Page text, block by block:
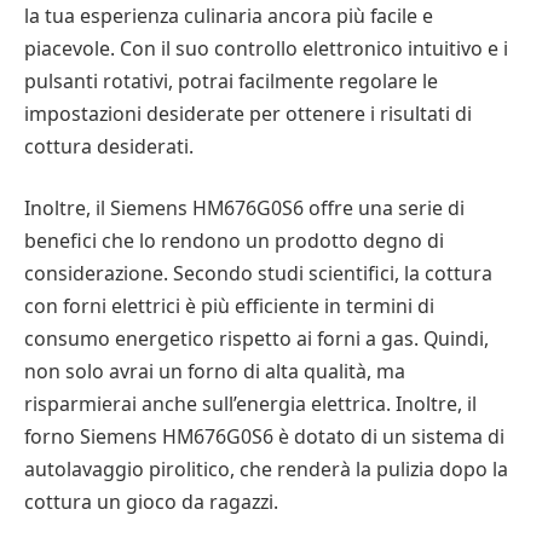
la tua esperienza culinaria ancora più facile e
piacevole. Con il suo controllo elettronico intuitivo e i
pulsanti rotativi, potrai facilmente regolare le
impostazioni desiderate per ottenere i risultati di
cottura desiderati.
Inoltre, il Siemens HM676G0S6 offre una serie di
benefici che lo rendono un prodotto degno di
considerazione. Secondo studi scientifici, la cottura
con forni elettrici è più efficiente in termini di
consumo energetico rispetto ai forni a gas. Quindi,
non solo avrai un forno di alta qualità, ma
risparmierai anche sull’energia elettrica. Inoltre, il
forno Siemens HM676G0S6 è dotato di un sistema di
autolavaggio pirolitico, che renderà la pulizia dopo la
cottura un gioco da ragazzi.